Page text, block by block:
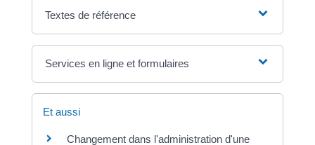
Textes de référence
Services en ligne et formulaires
Et aussi
Changement dans l'administration d'une